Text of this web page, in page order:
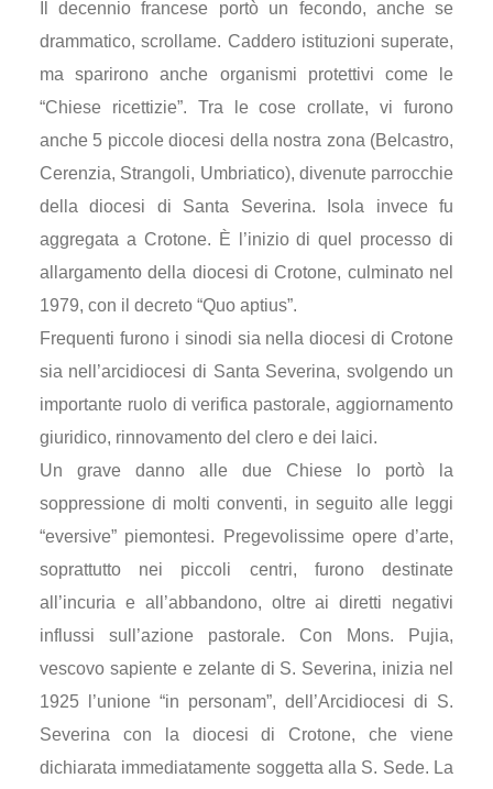
Il decennio francese portò un fecondo, anche se
drammatico, scrollame. Caddero istituzioni superate,
ma sparirono anche organismi protettivi come le
“Chiese ricettizie”. Tra le cose crollate, vi furono
anche 5 piccole diocesi della nostra zona (Belcastro,
Cerenzia, Strangoli, Umbriatico), divenute parrocchie
della diocesi di Santa Severina. Isola invece fu
aggregata a Crotone. È l’inizio di quel processo di
allargamento della diocesi di Crotone, culminato nel
1979, con il decreto “Quo aptius”.
Frequenti furono i sinodi sia nella diocesi di Crotone
sia nell’arcidiocesi di Santa Severina, svolgendo un
importante ruolo di verifica pastorale, aggiornamento
giuridico, rinnovamento del clero e dei laici.
Un grave danno alle due Chiese lo portò la
soppressione di molti conventi, in seguito alle leggi
“eversive” piemontesi. Pregevolissime opere d’arte,
soprattutto nei piccoli centri, furono destinate
all’incuria e all’abbandono, oltre ai diretti negativi
influssi sull’azione pastorale. Con Mons. Pujia,
vescovo sapiente e zelante di S. Severina, inizia nel
1925 l’unione “in personam”, dell’Arcidiocesi di S.
Severina con la diocesi di Crotone, che viene
dichiarata immediatamente soggetta alla S. Sede. La